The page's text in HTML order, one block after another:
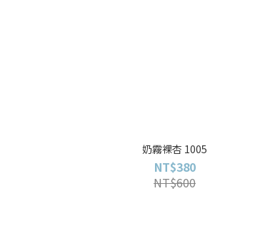
奶霧裸杏 1005
NT$380
NT$600